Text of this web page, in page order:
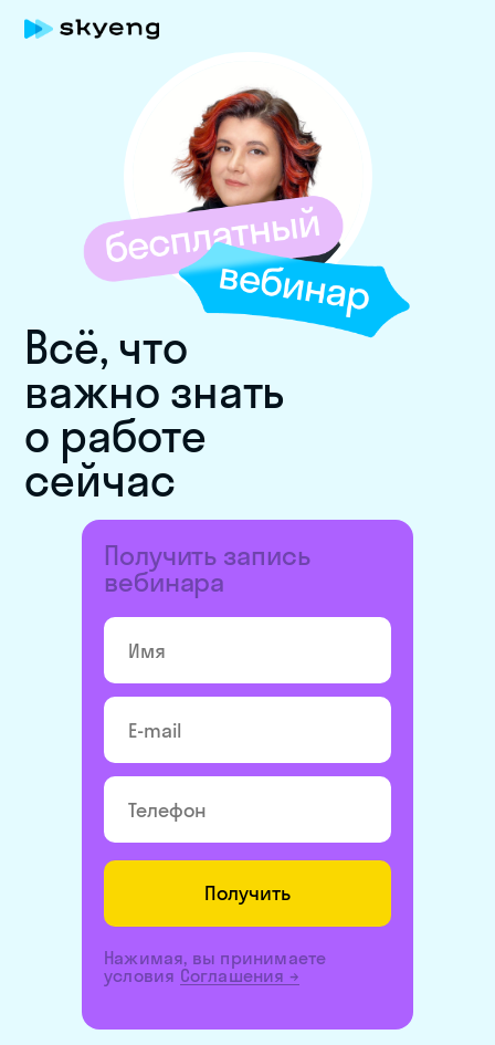
Всё, что
важно знать
о работе
сейчас
Получить запись
вебинара
Получить
Нажимая, вы принимаете
условия Соглашения →